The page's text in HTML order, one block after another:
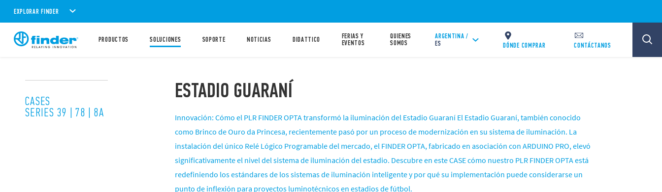
EXPLORAR FINDER
PRODUCTOS SOLUCIONES SOPORTE NOTICIAS DIDATTICO
FERIAS Y
EVENTOS
QUIENES
SOMOS
ARGENTINA /
ES
DÓNDE COMPRAR CONTÁCTANOS
ESTADIO GUARANÍ
Innovación: Cómo el PLR FINDER OPTA transformó la iluminación del Estadio Guaraní El Estadio Guaraní, también conocido
como Brinco de Ouro da Princesa, recientemente pasó por un proceso de modernización en su sistema de iluminación. La
instalación del único Relé Lógico Programable del mercado, el FINDER OPTA, fabricado en asociación con ARDUINO PRO, elevó
significativamente el nivel del sistema de iluminación del estadio. Descubre en este CASE cómo nuestro PLR FINDER OPTA está
redefiniendo los estándares de los sistemas de iluminación inteligente y por qué su implementación puede considerarse un
punto de inflexión para proyectos luminotécnicos en estadios de fútbol.
CASES
SERIES 39 | 78 | 8A